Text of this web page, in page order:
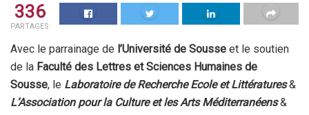
336
PARTAGES
Avec le parrainage de l’Université de Sousse et le soutien
de la Faculté des Lettres et Sciences Humaines de
Sousse, le Laboratoire de Recherche Ecole et Littératures&
L’Association pour la Culture et les Arts Méditerranéens&